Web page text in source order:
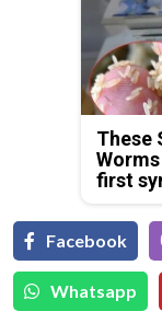
These
first
Facebook
Whatsapp